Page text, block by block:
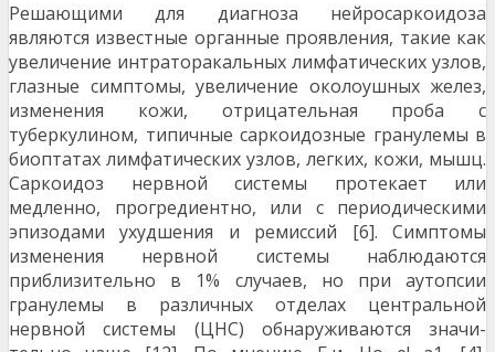
Решающими для диагноза нейросаркоидоза
являются известные органные проявления, та­кие как
увеличение интраторакальных лимфатиче­ских узлов,
глазные симптомы, увеличение около­ушных желез,
изменения кожи, отрицательная проба с
туберкулином, типичные саркоидозные гранулемы в
биоптатах лимфатических узлов, лег­ких, кожи, мышц.
Саркоидоз нервной системы про­текает или
медленно, прогредиентно, или с перио­дическими
эпизодами ухудшения и ремиссий [6]. Симптомы
изменения нервной системы наблюда­ются
приблизительно в 1% случаев, но при ауто­псии
гранулемы в различных отделах центральной
нервной системы (ЦНС) обнаруживаются значи­